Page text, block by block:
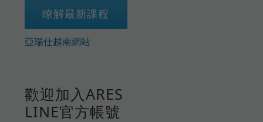
瞭解最新課程
亞瑞仕越南網站
歡迎加入ARES
LINE官方帳號